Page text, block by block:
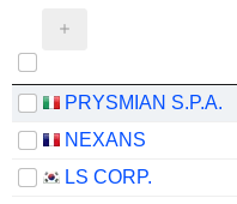
PRYSMIAN S.P.A.
NEXANS
LS CORP.